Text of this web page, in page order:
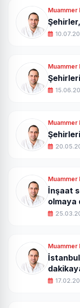
Muammer
Muammer
Muammer
Muammer
İnşaat
olmaya
Muammer